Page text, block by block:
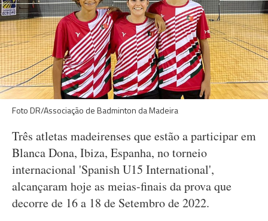
Foto DR/Associação de Badminton da Madeira
Três atletas madeirenses que estão a participar em
Blanca Dona, Ibiza, Espanha, no torneio
internacional 'Spanish U15 International',
alcançaram hoje as meias-finais da prova que
decorre de 16 a 18 de Setembro de 2022.